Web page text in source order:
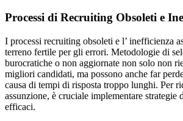
Processi di Recruiting Obsoleti e
I processi recruiting obsoleti e l’ inefficienza
terreno fertile per gli errori. Metodologie di
burocratiche o non aggiornate non solo non
migliori candidati, ma possono anche far
causa di tempi di risposta troppo lunghi. Per
assunzione, è cruciale implementare strategie
efficaci.